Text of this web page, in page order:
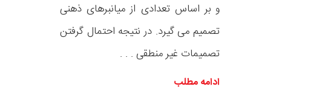
و بر اساس تعدادی از میانبرهای ذهنی
تصمیم می گیرد. در نتیجه احتمال گرفتن
تصمیمات غیر منطقی . . .
ادامه مطلب